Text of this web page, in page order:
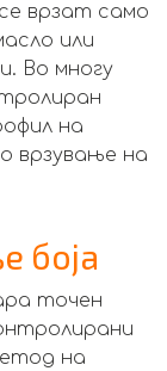
врзат само
или
Во многу
на
врзување на
боја
точен
на